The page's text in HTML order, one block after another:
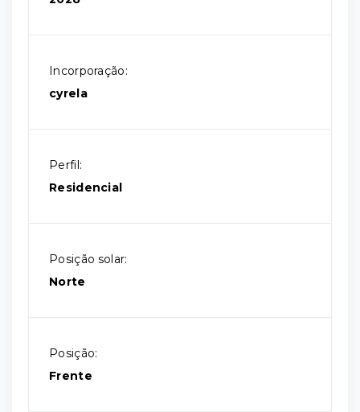
Incorporação:
cyrela
Perfil:
Residencial
Posição solar:
Norte
Posição:
Frente